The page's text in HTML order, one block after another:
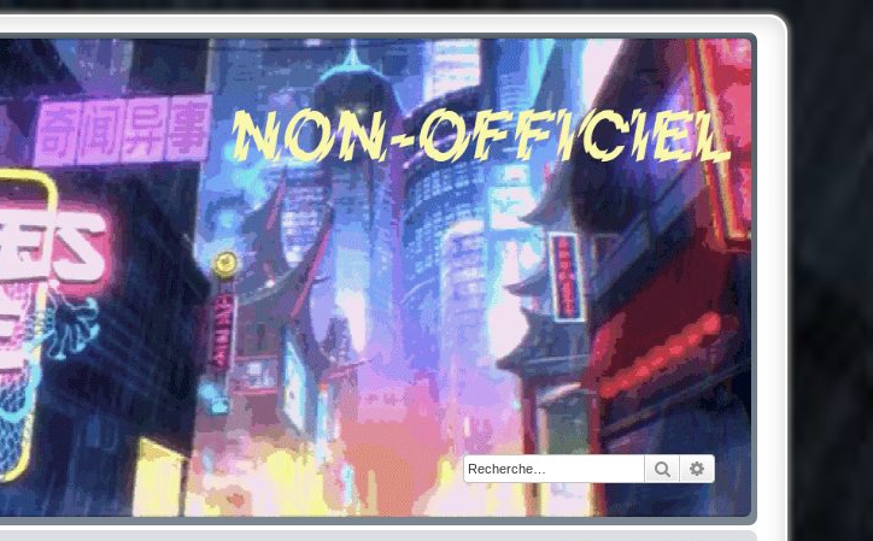
RechercherRecherche avancée